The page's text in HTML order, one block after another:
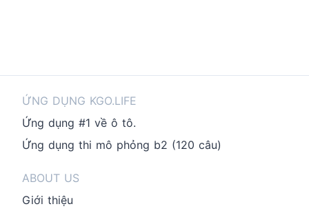
ỨNG DỤNG KGO.LIFE
Ứng dụng #1 về ô tô.
Ứng dụng thi mô phỏng b2 (120 câu)
ABOUT US
Giới thiệu